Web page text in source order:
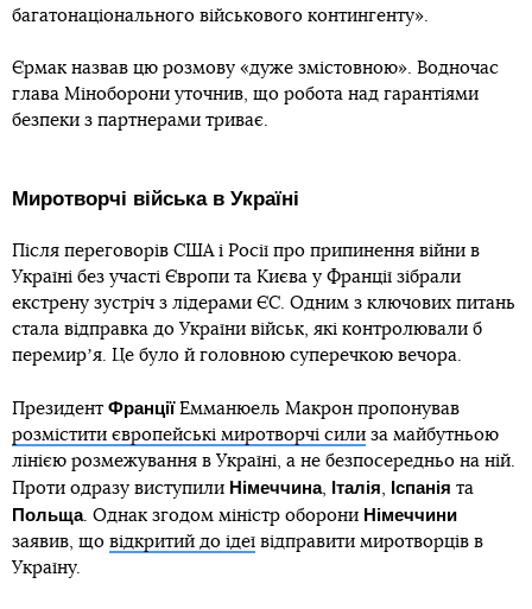
багатонаціонального військового контингенту».
Єрмак назвав цю розмову «дуже змістовною». Водночас
глава Міноборони уточнив, що робота над гарантіями
безпеки з партнерами триває.
Миротворчі війська в Україні
Після переговорів США і Росії про припинення війни в
Україні без участі Європи та Києва у Франції зібрали
екстрену зустріч з лідерами ЄС. Одним з ключових питань
стала відправка до України військ, які контролювали б
перемирʼя. Це було й головною суперечкою вечора.
Президент ФранціїЕмманюель Макрон пропонував
розмістити європейські миротворчі сили за майбутньою
лінією розмежування в Україні, а не безпосередньо на ній.
Проти одразу виступили Німеччина, Італія, Іспанія та
Польща. Однак згодом міністр оборони Німеччини
заявив, що відкритий до ідеї відправити миротворців в
Україну.